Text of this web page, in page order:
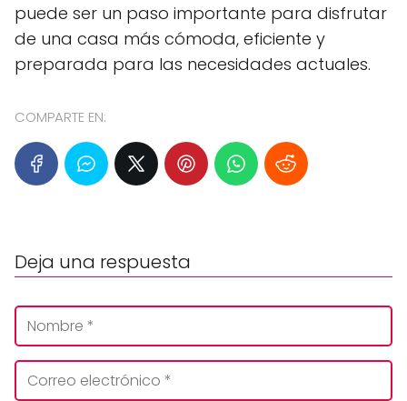
puede ser un paso importante para disfrutar
de una casa más cómoda, eficiente y
preparada para las necesidades actuales.
COMPARTE EN:
Deja una respuesta